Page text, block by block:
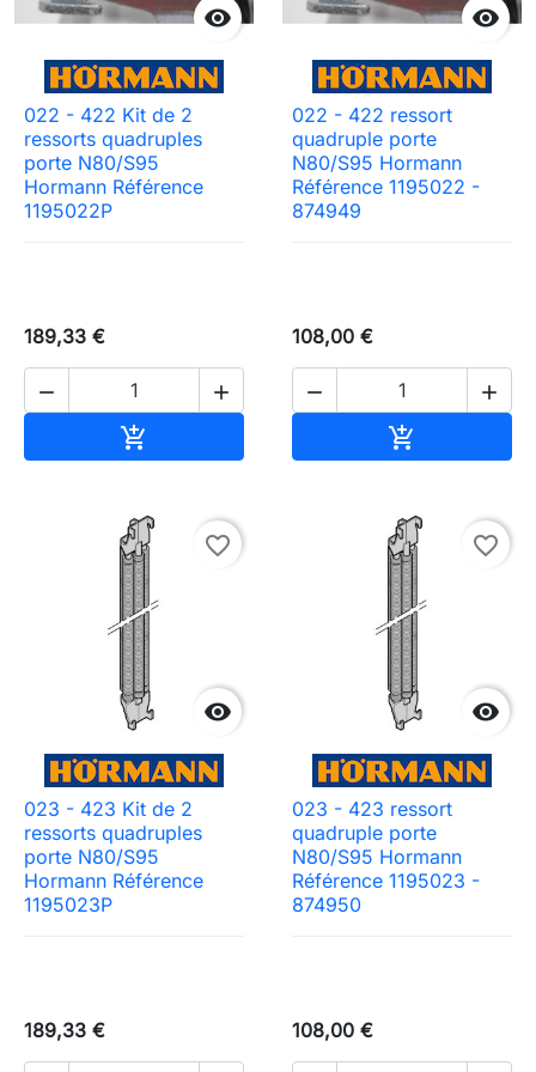

022 - 422 Kit de 2
ressorts quadruples
porte N80/S95
Hormann Référence
1195022P
189,33 €
 


022 - 422 ressort
quadruple porte
N80/S95 Hormann
Référence 1195022 -
874949
108,00 €
 


favorite_border
023 - 423 Kit de 2
ressorts quadruples
porte N80/S95
Hormann Référence
1195023P
189,33 €

favorite_border
023 - 423 ressort
quadruple porte
N80/S95 Hormann
Référence 1195023 -
874950
108,00 €